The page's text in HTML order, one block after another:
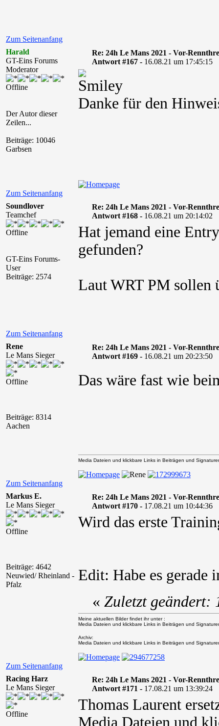
Zum Seitenanfang
Harald
GT-Eins Forums
Moderator
Offline
Der Autor dieser
Zeilen...
Beiträge: 10046
Garbsen
Re: 24h Le Mans 2021 - Vor-
Antwort #167 - 16.08.21 um 17:45:15
Danke für den
Zum Seitenanfang
Soundlover
Teamchef
Offline
GT-Eins Forums-
User
Beiträge: 2574
Re: 24h Le Mans 2021 - Vor-
Antwort #168 - 16.08.21 um 20:14:02
Hat jemand eine
gefunden?
Laut WRT PM sollen
Zum Seitenanfang
Rene
Le Mans Sieger
Offline
Beiträge: 8314
Aachen
Re: 24h Le Mans 2021 - Vor-
Antwort #169 - 16.08.21 um 20:23:50
Das wäre fast wie
Zum Seitenanfang
Media Dateien und klickbare Links in Beiträgen und
Markus E.
Le Mans Sieger
Offline
Beiträge: 4642
Neuwied/ Rheinland -
Pfalz
Re: 24h Le Mans 2021 - Vor-
Antwort #170 - 17.08.21 um 10:44:36
Wird das erste
Edit: Habe es gerade
Zum Seitenanfang
« Zuletzt geändert:
Meine aktuellen Bilder findet ihr unter :
Media Dateien und klickbare Links in Beiträgen und
Archiv:
Media Dateien und klickbare Links in Beiträgen und
Racing Harz
Le Mans Sieger
Offline
Re: 24h Le Mans 2021 - Vor-
Antwort #171 - 17.08.21 um 13:39:24
Thomas Laurent
Media Dateien und